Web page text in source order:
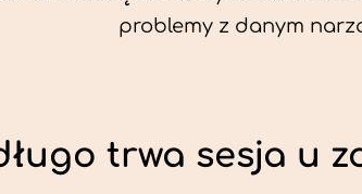
problemy z danym
trwa sesja u